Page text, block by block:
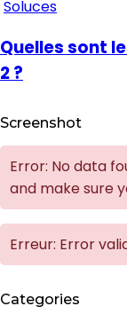
Soluces
Quelles sont
2 ?
Screenshot
Error: No data
and make sure
Erreur: Error
Categories